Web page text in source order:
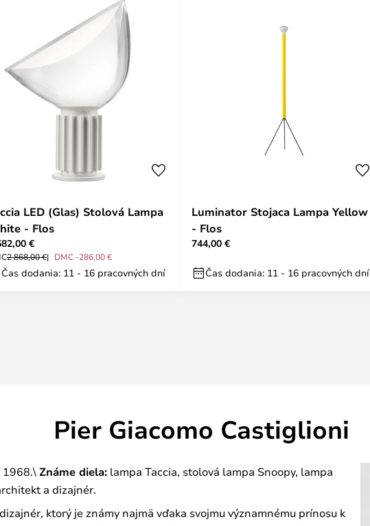
LED (Glas) Stolová Lampa
- Flos
€
2 868,00 € DMC -286,00 €
Čas dodania: 11 - 16 pracovných dní
Luminator Stojaca Lampa Yellow
- Flos
744,00 €
Čas dodania: 11 - 16 pracovných dní
Pier Giacomo Castiglioni
1968.\Známe diela: lampa Taccia, stolová lampa Snoopy, lampa
a dizajnér.
ktorý je známy najmä vďaka svojmu významnému prínosu k